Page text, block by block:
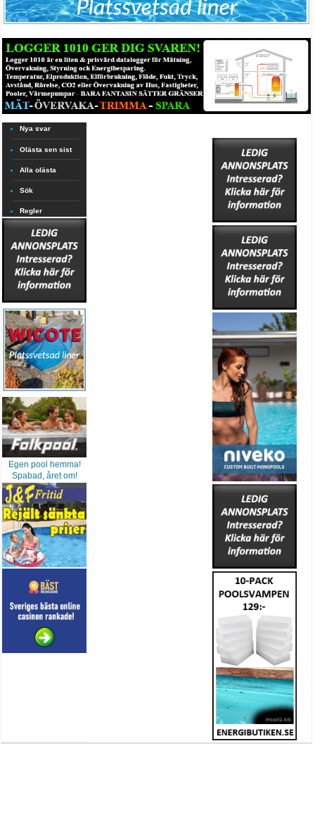
Nya svar
Olästa sen sist
Alla olästa
Sök
Regler
Egen pool hemma!
Spabad, året om!